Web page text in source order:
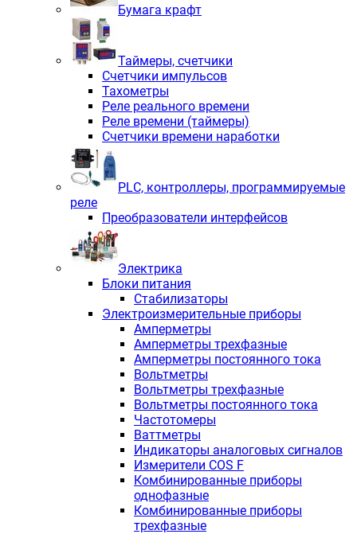
Бумага крафт
Таймеры, счетчики
Счетчики импульсов
Тахометры
Реле реального времени
Реле времени (таймеры)
Счетчики времени наработки
PLС, контроллеры, программируемые
реле
Преобразователи интерфейсов
Электрика
Блоки питания
Стабилизаторы
Электроизмерительные приборы
Амперметры
Амперметры трехфазные
Амперметры постоянного тока
Вольтметры
Вольтметры трехфазные
Вольтметры постоянного тока
Частотомеры
Ваттметры
Индикаторы аналоговых сигналов
Измерители COS F
Комбинированные приборы
однофазные
Комбинированные приборы
трехфазные